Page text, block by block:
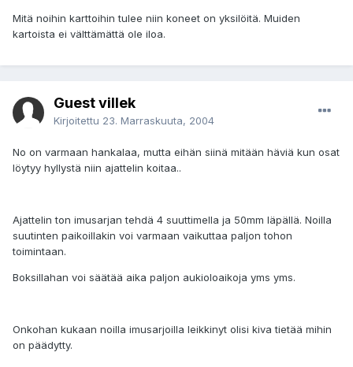
Mitä noihin karttoihin tulee niin koneet on yksilöitä. Muiden
kartoista ei välttämättä ole iloa.
Guest villek
Kirjoitettu 23. Marraskuuta, 2004
No on varmaan hankalaa, mutta eihän siinä mitään häviä kun osat
löytyy hyllystä niin ajattelin koitaa..
Ajattelin ton imusarjan tehdä 4 suuttimella ja 50mm läpällä. Noilla
suutinten paikoillakin voi varmaan vaikuttaa paljon tohon
toimintaan.
Boksillahan voi säätää aika paljon aukioloaikoja yms yms.
Onkohan kukaan noilla imusarjoilla leikkinyt olisi kiva tietää mihin
on päädytty.